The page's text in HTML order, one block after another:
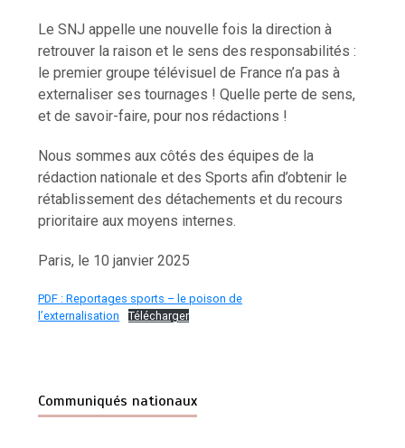
Le SNJ appelle une nouvelle fois la direction à
retrouver la raison et le sens des responsabilités :
le premier groupe télévisuel de France n’a pas à
externaliser ses tournages ! Quelle perte de sens,
et de savoir-faire, pour nos rédactions !
Nous sommes aux côtés des équipes de la
rédaction nationale et des Sports afin d’obtenir le
rétablissement des détachements et du recours
prioritaire aux moyens internes.
Paris, le 10 janvier 2025
PDF : Reportages sports – le poison de
l’externalisation
Télécharger
Communiqués nationaux